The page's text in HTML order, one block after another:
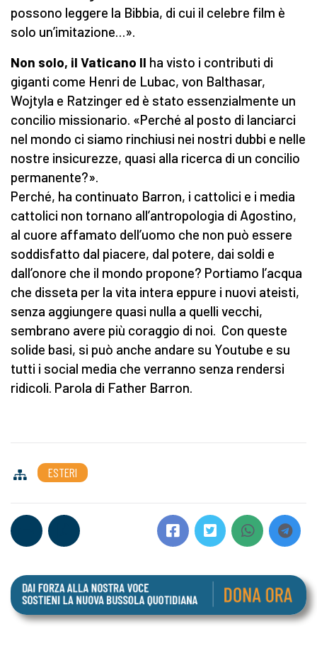
possono leggere la Bibbia, di cui il celebre film è
solo un’imitazione…».
Non solo, il Vaticano II ha visto i contributi di
giganti come Henri de Lubac, von Balthasar,
Wojtyla e Ratzinger ed è stato essenzialmente un
concilio missionario. «Perché al posto di lanciarci
nel mondo ci siamo rinchiusi nei nostri dubbi e nelle
nostre insicurezze, quasi alla ricerca di un concilio
permanente?».
Perché, ha continuato Barron, i cattolici e i media
cattolici non tornano all’antropologia di Agostino,
al cuore affamato dell’uomo che non può essere
soddisfatto dal piacere, dal potere, dai soldi e
dall’onore che il mondo propone? Portiamo l’acqua
che disseta per la vita intera eppure i nuovi ateisti,
senza aggiungere quasi nulla a quelli vecchi,
sembrano avere più coraggio di noi. Con queste
solide basi, si può anche andare su Youtube e su
tutti i social media che verranno senza rendersi
ridicoli. Parola di Father Barron.
ESTERI